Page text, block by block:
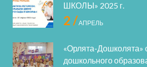
ШКОЛЫ» 2025 г.
2 /АПРЕЛЬ
«Орлята-Дошколята»
дошкольного